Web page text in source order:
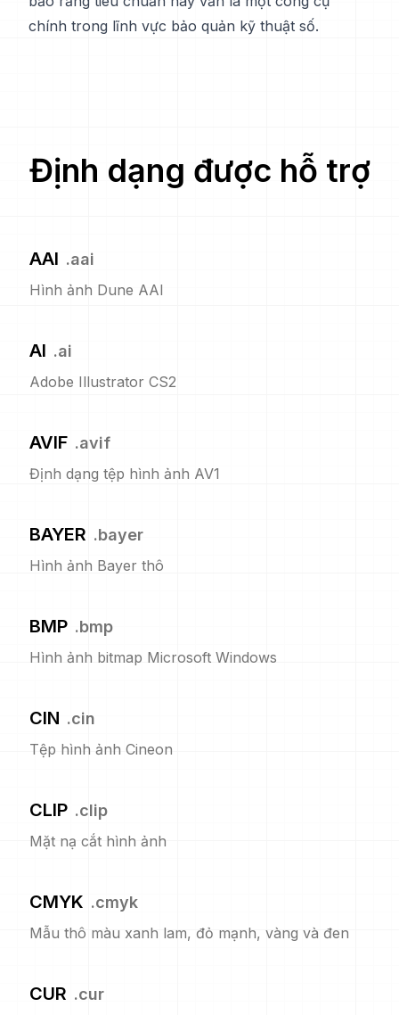
chính trong lĩnh vực bảo quản kỹ thuật số.
Định dạng được hỗ trợ
AAI .aai
Hình ảnh Dune AAI
AI .ai
Adobe Illustrator CS2
AVIF .avif
Định dạng tệp hình ảnh AV1
BAYER .bayer
Hình ảnh Bayer thô
BMP .bmp
Hình ảnh bitmap Microsoft Windows
CIN .cin
Tệp hình ảnh Cineon
CLIP .clip
Mặt nạ cắt hình ảnh
CMYK .cmyk
Mẫu thô màu xanh lam, đỏ mạnh, vàng và đen
CUR .cur